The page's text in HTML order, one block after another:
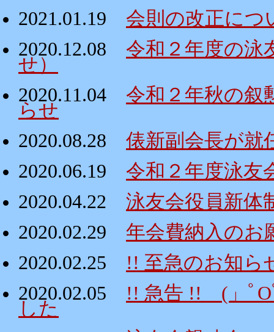
2021.01.19
会則の改正につ
2020.12.08
令和２年度の泳
せ）
2020.11.04
令和２年秋の叙
らせ
2020.08.28
俵新副会長が就
2020.06.19
令和２年度泳友
2020.04.22
泳友会役員新体
2020.02.29
年会費納入のお
2020.02.25
!! 至急のお知ら
2020.02.05
!! 急告 !! (」ﾟO
した